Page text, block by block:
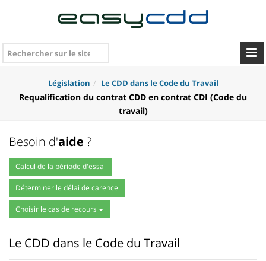
Législation Le CDD dans le Code du Travail
Requalification du contrat CDD en contrat CDI (Code du
travail)
Besoin d'aide ?
Calcul de la période d'essai
Déterminer le délai de carence
Choisir le cas de recours
Le CDD dans le Code du Travail